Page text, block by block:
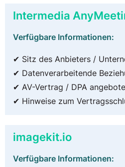
Intermedia
Verfügbare Informationen:
✔ Sitz des Anbieters /
✔ Datenverarbeitende
✔ AV-Vertrag / DPA
✔ Hinweise zum
imagekit.io
Verfügbare Informationen: